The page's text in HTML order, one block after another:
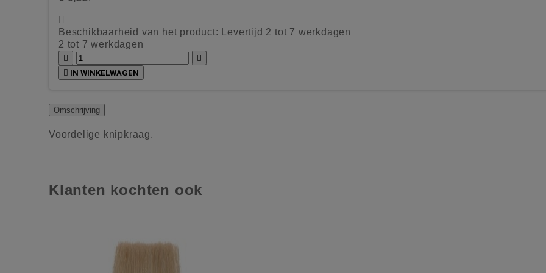

Beschikbaarheid van het product:
Levertijd 2 tot 7 werkdagen
2 tot 7 werkdagen


 IN WINKELWAGEN
Omschrijving
Voordelige knipkraag.
Klanten kochten ook